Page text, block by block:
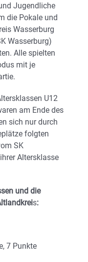
Jugendliche
die Pokale und
Wasserburg
Wasserburg)
Alle spielten
mit je
U12
am Ende des
sich nur durch
folgten
SK
Altersklasse
und die
s:
7 Punkte